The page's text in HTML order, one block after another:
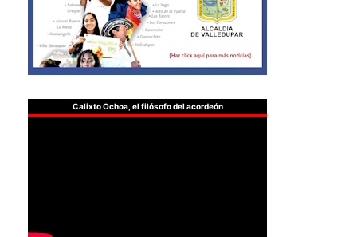
Calixto Ochoa, el filósofo del acordeón